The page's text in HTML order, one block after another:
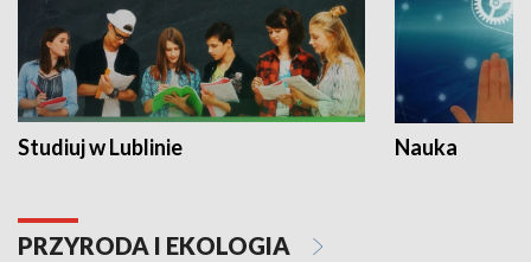
Studiuj w Lublinie Nauka
PRZYRODA I EKOLOGIA